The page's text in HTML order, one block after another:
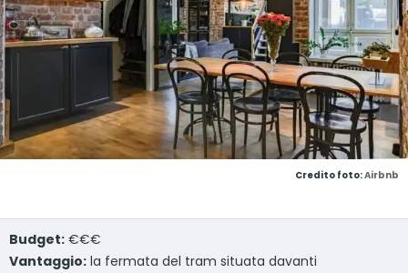
Credito foto:Airbnb
Budget: €€€
Vantaggio: la fermata del tram situata davanti